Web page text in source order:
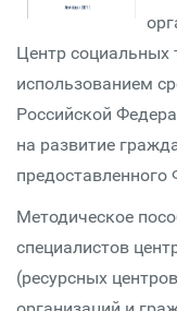
Центр социальных
использованием
Российской
на развитие
предоставленного
Методическое
специалистов
(ресурсных